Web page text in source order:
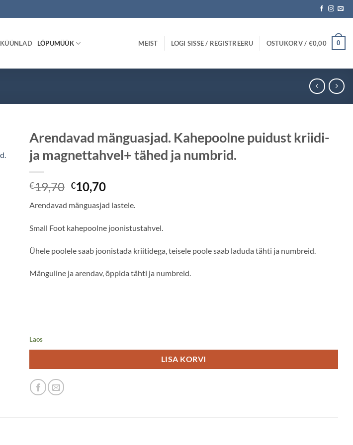
KÜÜNLAD LÕPUMÜÜK MEIST LOGI SISSE / REGISTREERU OSTUKORV / €0,00 0
Arendavad mänguasjad. Kahepoolne puidust kriidi-
ja magnettahvel+ tähed ja numbrid.
€19,70 Algne
hind
oli:
€19,70.
€10,70Praegune
on:
€10,70.
Arendavad mänguasjad lastele.
Small Foot kahepoolne joonistustahvel.
Ühele poolele saab joonistada kriitidega, teisele poole saab laduda tähti ja numbreid.
Mänguline ja arendav, õppida tähti ja numbreid.
Laos
LISA KORVI